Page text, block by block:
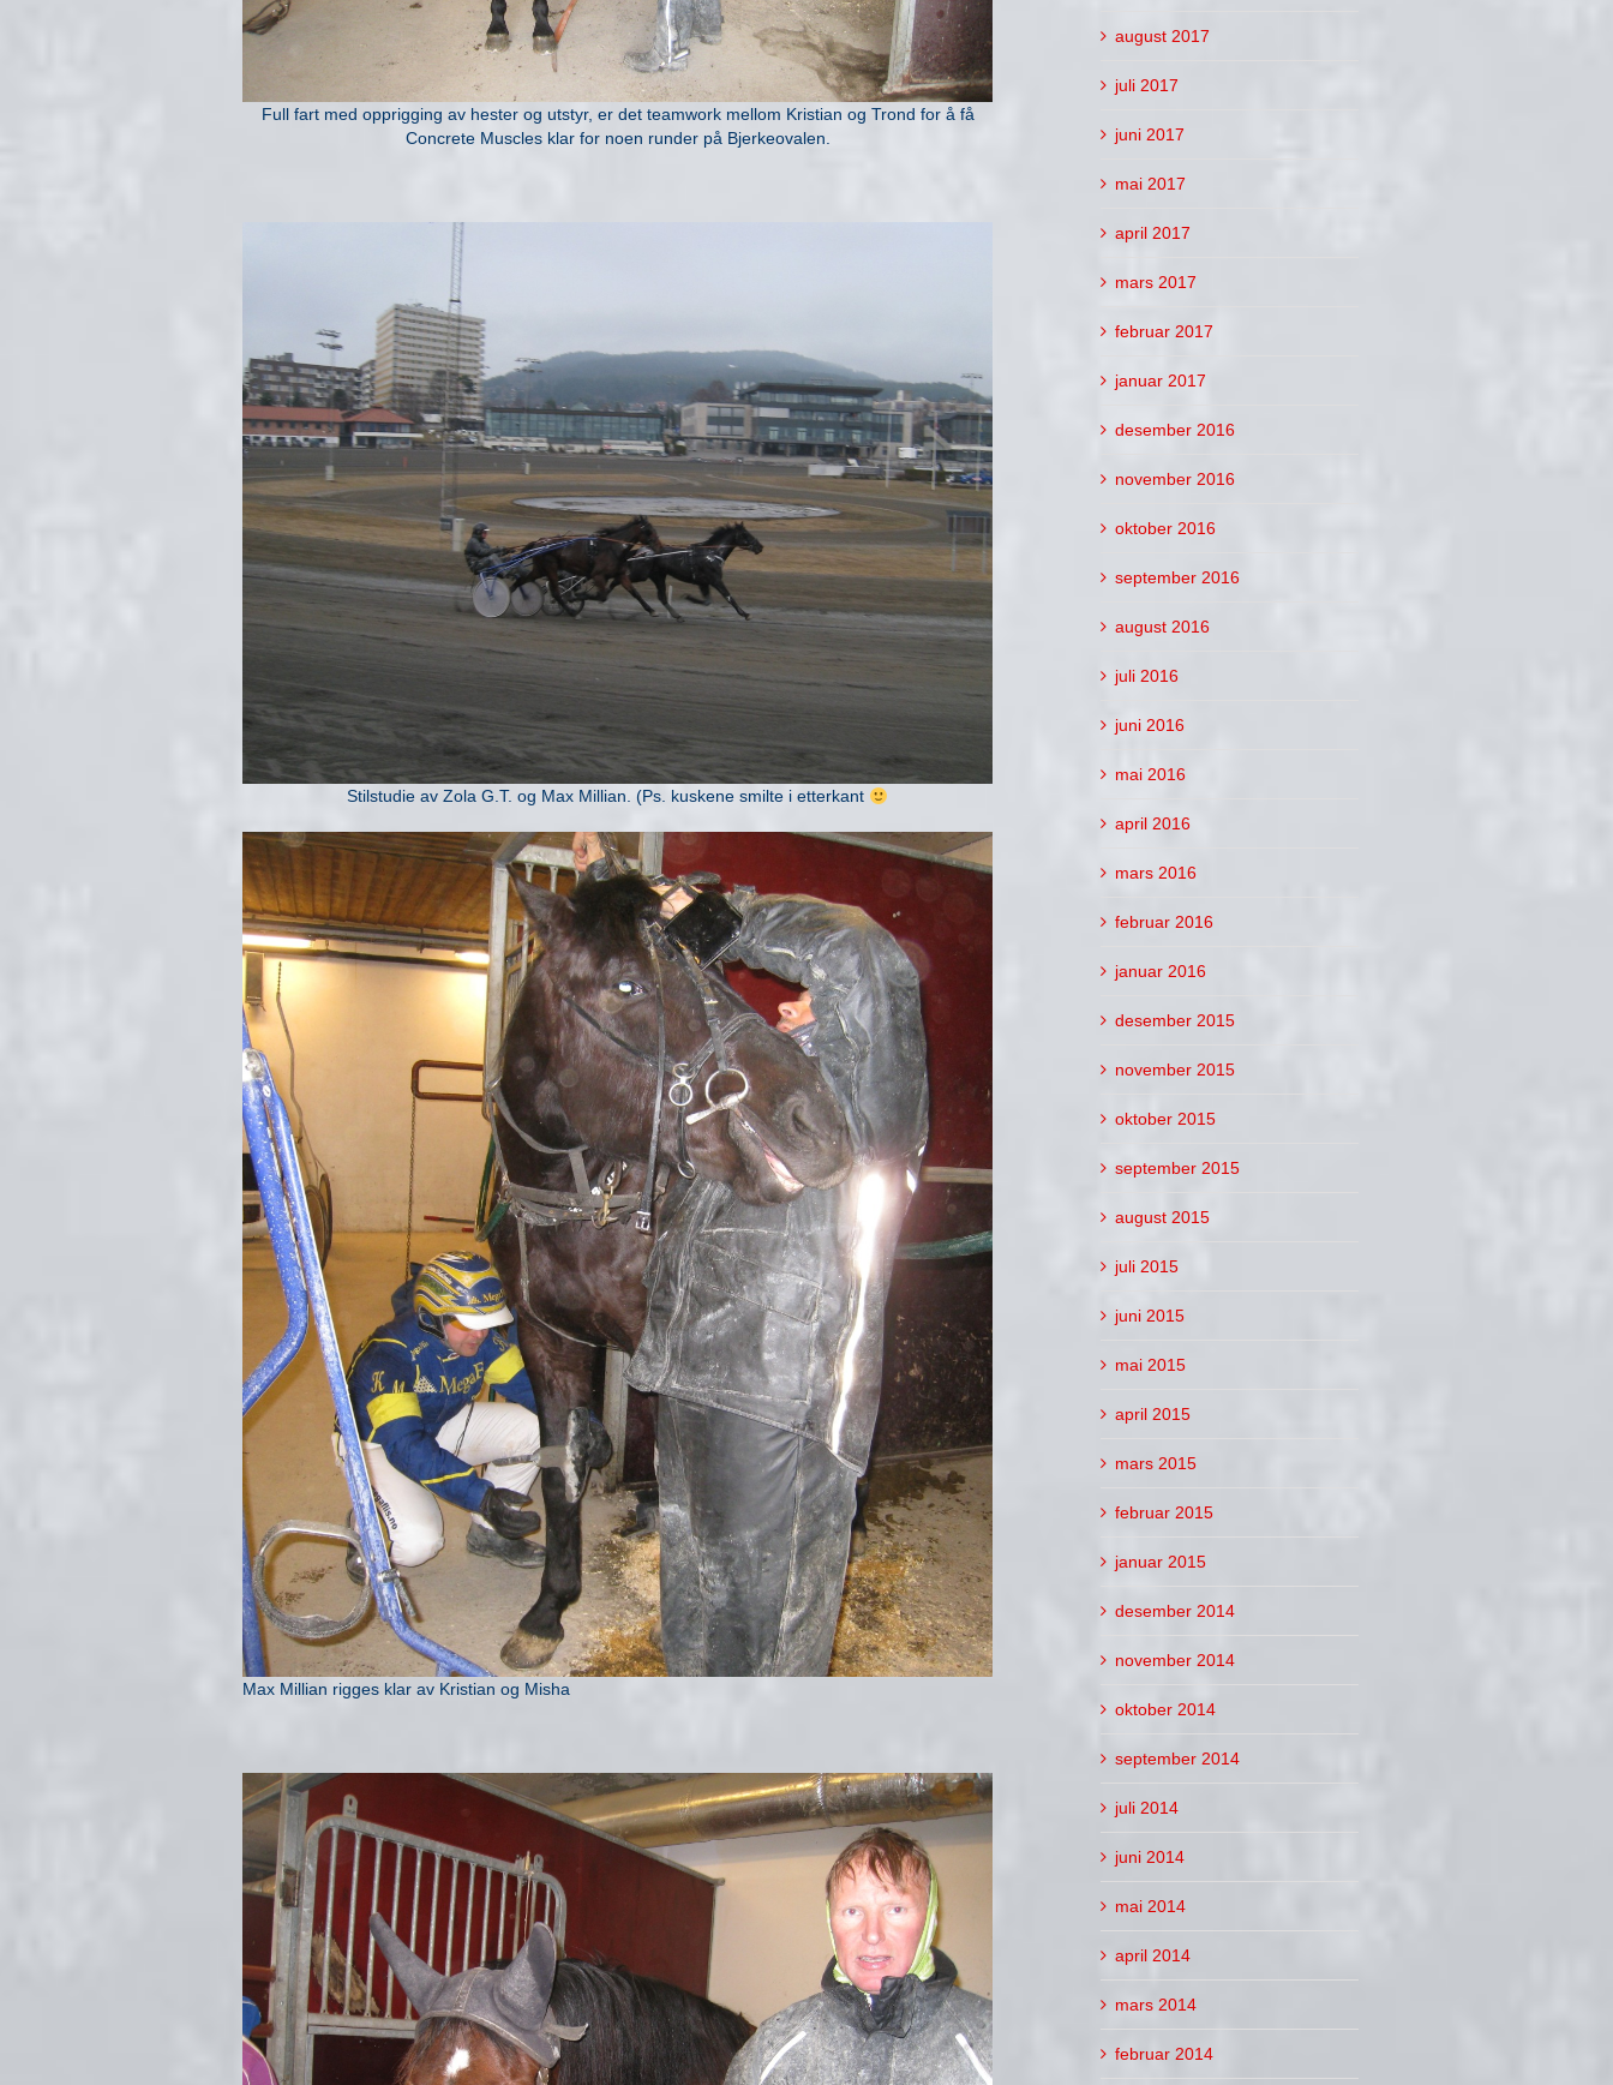
Full fart med opprigging av hester og utstyr, er det teamwork mellom Kristian og Trond for å få
Concrete Muscles klar for noen runder på Bjerkeovalen.
Stilstudie av Zola G.T. og Max Millian. (Ps. kuskene smilte i etterkant
Max Millian rigges klar av Kristian og Misha
august 2017
juli 2017
juni 2017
mai 2017
april 2017
mars 2017
februar 2017
januar 2017
desember 2016
november 2016
oktober 2016
september 2016
august 2016
juli 2016
juni 2016
mai 2016
april 2016
mars 2016
februar 2016
januar 2016
desember 2015
november 2015
oktober 2015
september 2015
august 2015
juli 2015
juni 2015
mai 2015
april 2015
mars 2015
februar 2015
januar 2015
desember 2014
november 2014
oktober 2014
september 2014
juli 2014
juni 2014
mai 2014
april 2014
mars 2014
februar 2014